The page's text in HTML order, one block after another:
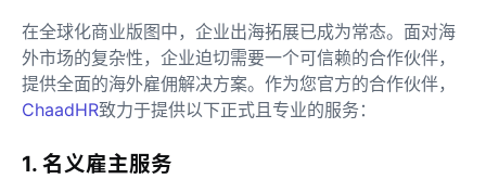
在全球化商业版图中，企业出海拓展已成为常态。面对海
外市场的复杂性，企业迫切需要一个可信赖的合作伙伴，
提供全面的海外雇佣解决方案。作为您官方的合作伙伴，
ChaadHR致力于提供以下正式且专业的服务：
1. 名义雇主服务